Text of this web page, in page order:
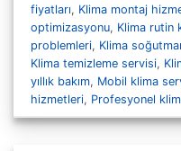
fiyatları, Klima montaj
optimizasyonu, Klima rutin
problemleri, Klima
Klima temizleme servisi,
yıllık bakım, Mobil klima
hizmetleri, Profesyonel